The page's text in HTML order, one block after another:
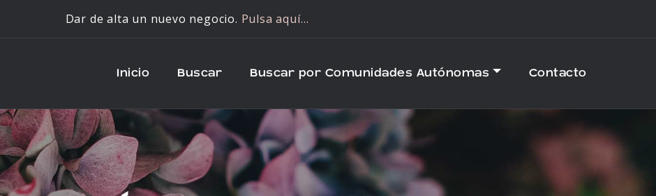
Dar de alta un nuevo negocio. Pulsa aquí…
Inicio Buscar Buscar por Comunidades Autónomas Contacto